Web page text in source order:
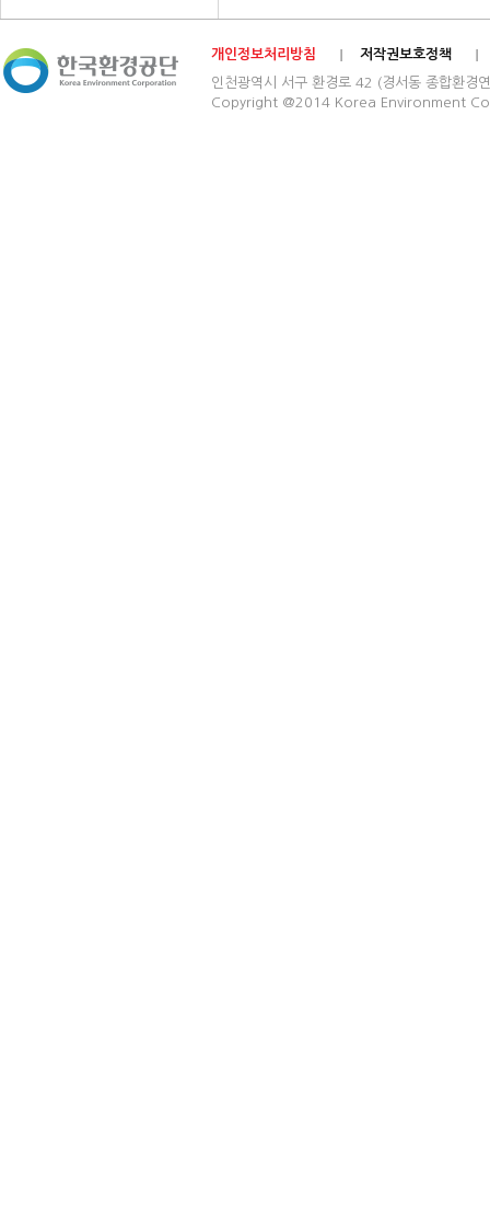
개인정보처리방침
저작권보호정책
인천광역시 서구 환경로 42 (경서동 종합
Copyright @2014 Korea Environment